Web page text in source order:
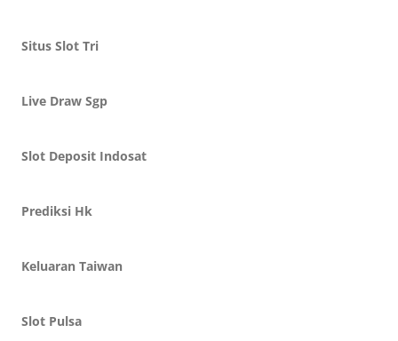
Situs Slot Tri
Live Draw Sgp
Slot Deposit Indosat
Prediksi Hk
Keluaran Taiwan
Slot Pulsa